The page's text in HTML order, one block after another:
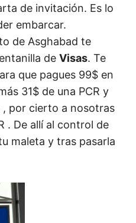
de invitación. Es lo
embarcar.
de Asghabad te
de Visas. Te
que pagues 99$ en
31$ de una PCR y
por cierto a nosotras
. De allí al control de
maleta y tras pasarla